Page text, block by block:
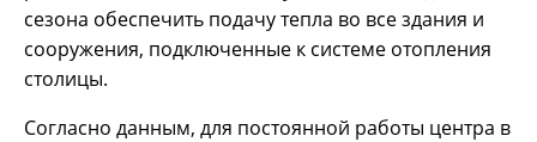
сезона обеспечить подачу тепла во все здания и
сооружения, подключенные к системе отопления
столицы.
Согласно данным, для постоянной работы центра в